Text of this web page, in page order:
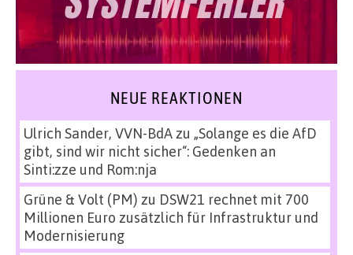
NEUE REAKTIONEN
Ulrich Sander, VVN-BdAzu „Solange es die AfD
gibt, sind wir nicht sicher“: Gedenken an
Sinti:zze und Rom:nja
Grüne & Volt (PM) zu DSW21 rechnet mit 700
Millionen Euro zusätzlich für Infrastruktur und
Modernisierung